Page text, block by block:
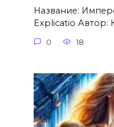
Название:
Explicatio Автор:
0 18